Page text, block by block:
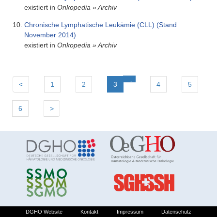
existiert in Onkopedia »Archiv
Chronische Lymphatische Leukämie (CLL) (Stand
November 2014)
existiert in Onkopedia »Archiv
< 1 2 3 (aktuell) 4 5
6 >
DGHO Website Kontakt Impressum Datenschutz